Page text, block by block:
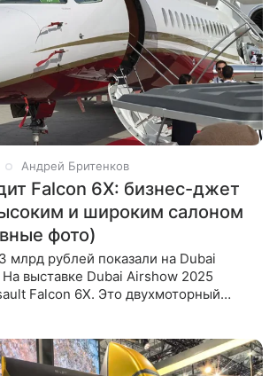
Андрей Бритенков
Falcon 6X: бизнес-джет
и широким салоном
фото)
млрд рублей показали на Dubai
выставке Dubai Airshow 2025
Falcon 6X. Это двухмоторный